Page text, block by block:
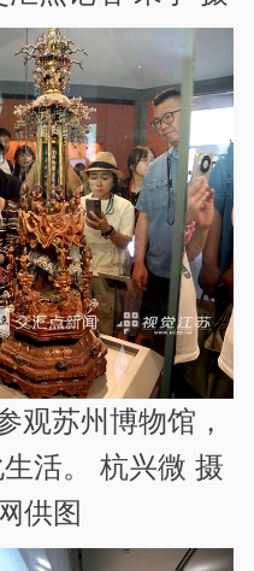
观苏州博物馆，
活。 杭兴微 摄
供图